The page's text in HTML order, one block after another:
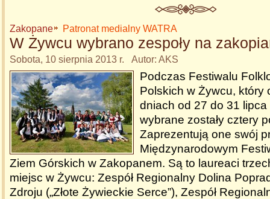
Zakopane Patronat medialny WATRA
W Żywcu wybrano zespoły na
Sobota, 10 sierpnia 2013 r. Autor: AKS
Podczas Festiwalu
Polskich w Żywcu, który
dniach od 27 do 31
wybrane zostały cztery
Zaprezentują one swój
Międzynarodowym
Ziem Górskich w Zakopanem. Są to laureaci
miejsc w Żywcu: Zespół Regionalny Dolina
Zdroju („Złote Żywieckie Serce”), Zespół